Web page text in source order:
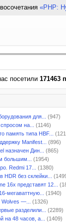
«PHP:
посетили 171463
для...
(947)
на...
(1146)
память типа HBF...
Manifest...
(896)
назначен Дин...
(865)
большим...
(1954)
Redmi 17...
(1380)
без склейки...
16x представят 12...
мегаваттную...
(1940)
Wolves —...
(1326)
разделили...
(2289)
на 48 часов, а...
(1409)